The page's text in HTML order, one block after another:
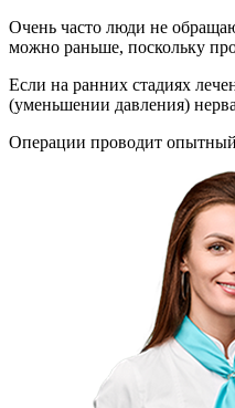
Очень часто люди не
можно раньше, поскольку
Если на ранних стадиях
(уменьшении давления)
Операции проводит опытный